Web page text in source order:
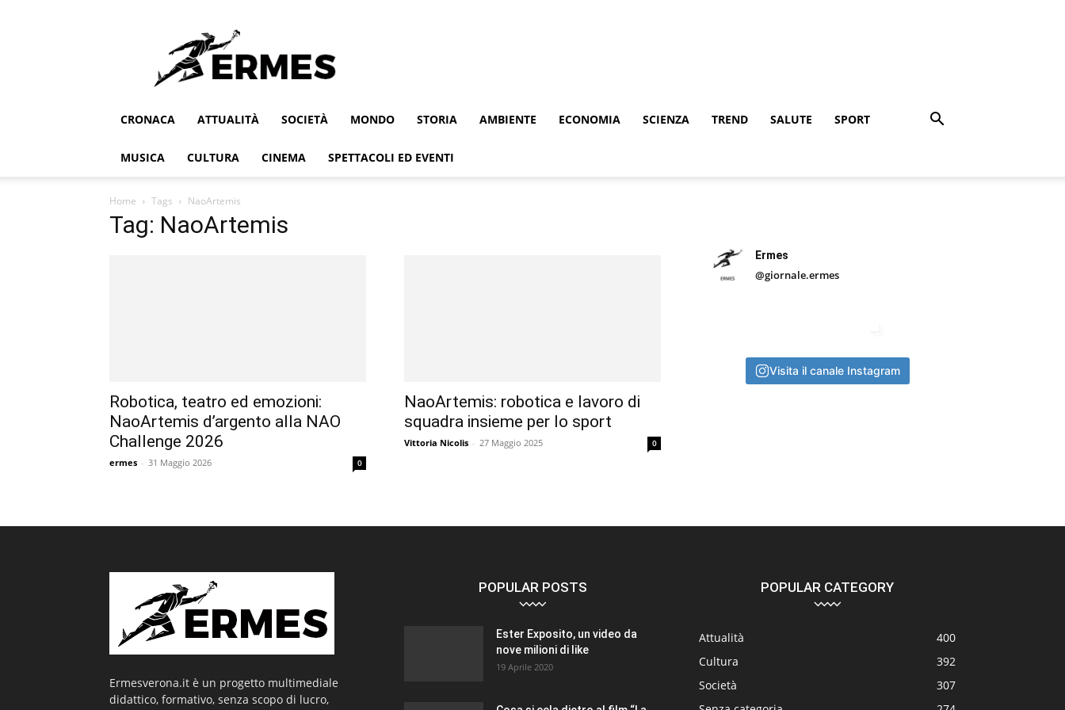
CRONACA ATTUALITÀ SOCIETÀ MONDO STORIA AMBIENTE ECONOMIA SCIENZA TREND SALUTE SPORT
MUSICA CULTURA CINEMA SPETTACOLI ED EVENTI
Home Tags NaoArtemis
Tag: NaoArtemis
Robotica, teatro ed emozioni:
NaoArtemis d’argento alla NAO
Challenge 2026
ermes - 31 Maggio 2026 0
NaoArtemis: robotica e lavoro di
squadra insieme per lo sport
Vittoria Nicolis - 27 Maggio 2025 0
Ermes
@giornale.ermes
Visita il canale Instagram
Ermesverona.it è un progetto multimediale
didattico, formativo, senza scopo di lucro,
POPULAR POSTS
Ester Exposito, un video da
nove milioni di like
19 Aprile 2020
POPULAR CATEGORY
Attualità
400
Cultura
392
Società
307